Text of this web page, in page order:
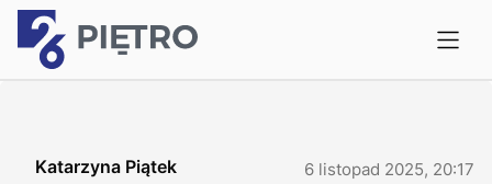
Katarzyna Piątek 6 listopad 2025, 20:17